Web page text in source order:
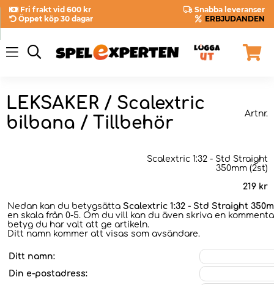
Fri frakt vid 600 kr
Snabba leveranser
Öppet köp 30 dagar
ERBJUDANDEN
LEKSAKER / Scalextric
bilbana / Tillbehör
Artnr.
Scalextric 1:32 - Std Straight
350mm (2st)
219 kr
Nedan kan du betygsätta Scalextric 1:32 - Std Straight
en skala från 0-5. Om du vill kan du även skriva en
betyg du har valt att ge artikeln.
Ditt namn kommer att visas som avsändare.
Ditt namn:
Din e-postadress: